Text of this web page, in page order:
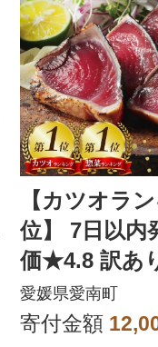
【カツオラ
位】 7日以内
価★4.8 訳あ
のたたき
愛媛県愛南町
寄付金額